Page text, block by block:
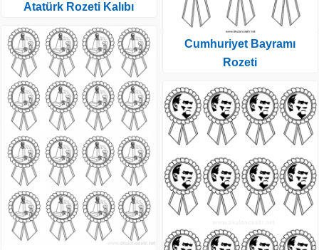
Atatürk Rozeti Kalıbı
Cumhuriyet Bayramı
Rozeti